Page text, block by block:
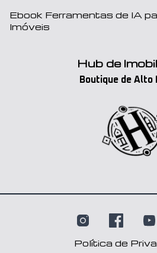
Ebook Ferramentas de IA
Imóveis
Hub de
Boutique de Alto
Política de